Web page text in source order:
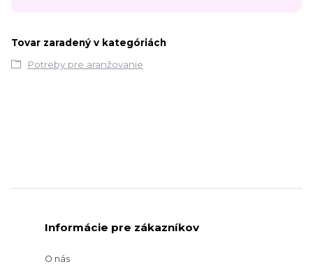
Tovar zaradený v kategóriách
Potreby pre aranžovanie
Informácie pre zákazníkov
O nás